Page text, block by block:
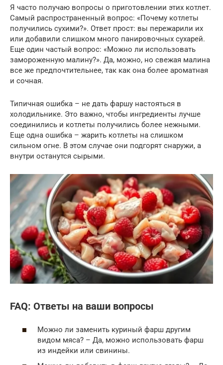
Я часто получаю вопросы о приготовлении этих котлет.
Самый распространенный вопрос: «Почему котлеты
получились сухими?». Ответ прост: вы пережарили их
или добавили слишком много панировочных сухарей.
Еще один частый вопрос: «Можно ли использовать
замороженную малину?». Да, можно, но свежая малина
все же предпочтительнее, так как она более ароматная
и сочная.
Типичная ошибка – не дать фаршу настояться в
холодильнике. Это важно, чтобы ингредиенты лучше
соединились и котлеты получились более нежными.
Еще одна ошибка – жарить котлеты на слишком
сильном огне. В этом случае они подгорят снаружи, а
внутри останутся сырыми.
FAQ: Ответы на ваши вопросы
Можно ли заменить куриный фарш другим
видом мяса? – Да, можно использовать фарш
из индейки или свинины.